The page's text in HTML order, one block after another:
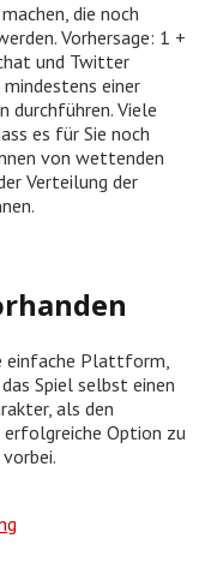
die noch
Vorhersage: 1 +
und Twitter
einer
Viele
es für Sie noch
von wettenden
Verteilung der
einfache Plattform,
Spiel selbst einen
als den
erfolgreiche Option zu